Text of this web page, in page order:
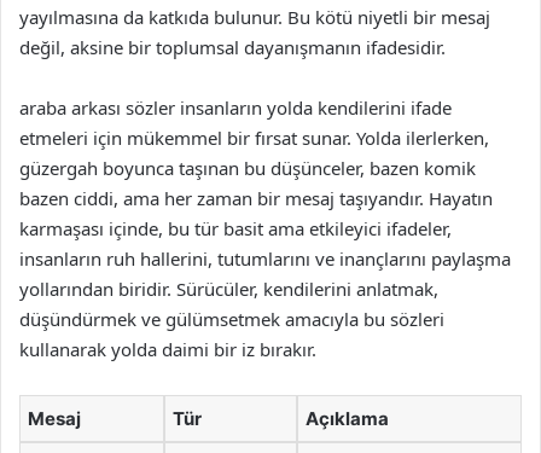
yayılmasına da katkıda bulunur. Bu kötü niyetli bir mesaj
değil, aksine bir toplumsal dayanışmanın ifadesidir.
araba arkası sözler insanların yolda kendilerini ifade
etmeleri için mükemmel bir fırsat sunar. Yolda ilerlerken,
güzergah boyunca taşınan bu düşünceler, bazen komik
bazen ciddi, ama her zaman bir mesaj taşıyandır. Hayatın
karmaşası içinde, bu tür basit ama etkileyici ifadeler,
insanların ruh hallerini, tutumlarını ve inançlarını paylaşma
yollarından biridir. Sürücüler, kendilerini anlatmak,
düşündürmek ve gülümsetmek amacıyla bu sözleri
kullanarak yolda daimi bir iz bırakır.
Mesaj Tür Açıklama